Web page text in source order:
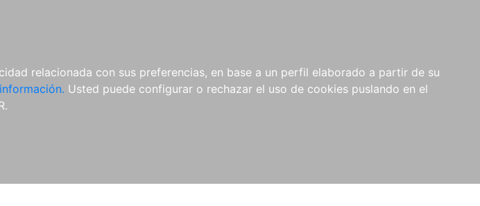
relacionada con sus preferencias, en base a un perfil elaborado a partir de su
Usted puede configurar o rechazar el uso de cookies puslando en el
MATERIAL
COMPLEMENTARIO
NOVEDADES NOTICIAS
COMPRAS
INSTITUCIONALES